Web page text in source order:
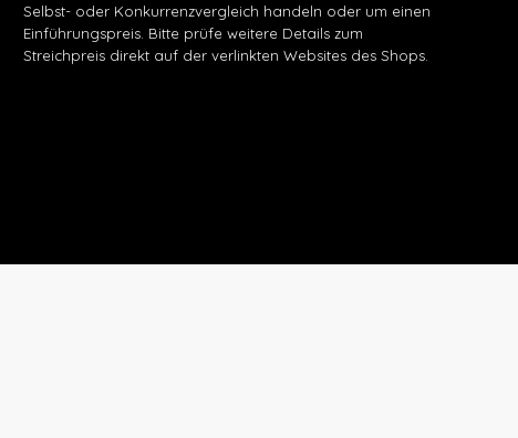
Selbst- oder Konkurrenzvergleich handeln oder um einen
Einführungspreis. Bitte prüfe weitere Details zum
Streichpreis direkt auf der verlinkten Websites des Shops.